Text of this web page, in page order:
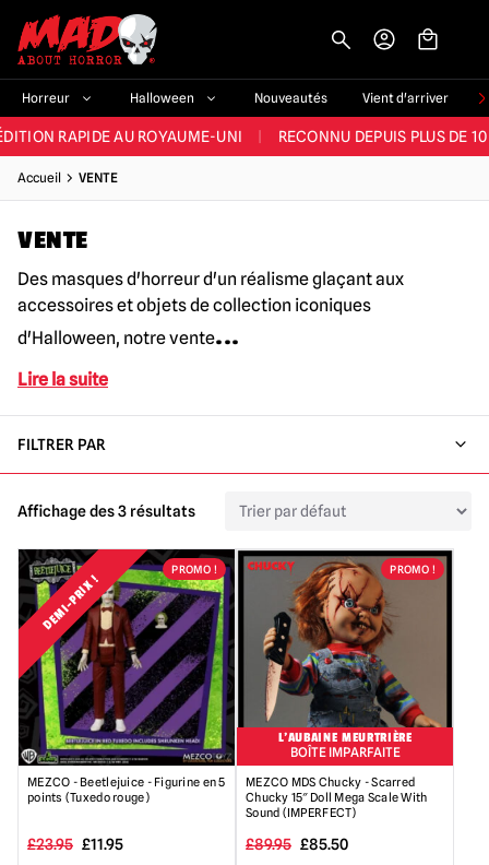
Horreur Halloween Nouveautés Vient d'arriver
ET LA MEILLEURE GAMME DU ROYAUME-UNI PLUS DE 60 000
RAPIDE AU ROYAUME-UNI RECONNU DEPUIS PLUS DE
NOUVEAUX PRODUITS DÉRIVÉS D'HORREUR CHAQUE SEMAINE
Accueil VENTE
VENTE
Des masques d'horreur d'un réalisme glaçant aux
accessoires et objets de collection iconiques
d'Halloween, notre vente...
Lire la suite
FILTRER PAR
Affichage des 3 résultats
PROMO !
DEMI-PRIX !
MEZCO - Beetlejuice - Figurine en 5
points (Tuxedo rouge)
£23.95 Le
£11.95Le
PROMO !
L'AUBAINE MEURTRIÈRE
BOÎTE IMPARFAITE
MEZCO MDS Chucky - Scarred
Chucky 15″ Doll Mega Scale With
Sound (IMPERFECT)
£89.95 Le
£85.50Le